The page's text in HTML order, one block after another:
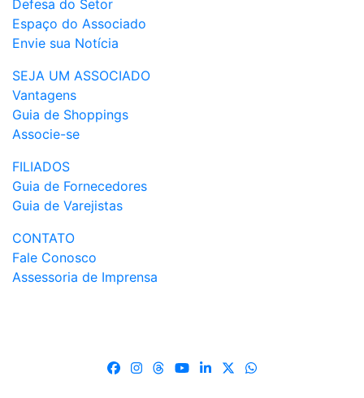
Defesa do Setor
Espaço do Associado
Envie sua Notícia
SEJA UM ASSOCIADO
Vantagens
Guia de Shoppings
Associe-se
FILIADOS
Guia de Fornecedores
Guia de Varejistas
CONTATO
Fale Conosco
Assessoria de Imprensa